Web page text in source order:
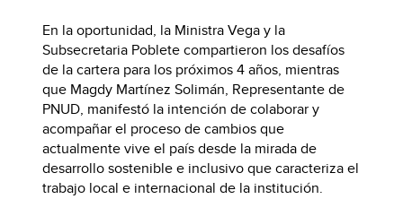
En la oportunidad, la Ministra Vega y la
Subsecretaria Poblete compartieron los desafíos
de la cartera para los próximos 4 años, mientras
que Magdy Martínez Solimán, Representante de
PNUD, manifestó la intención de colaborar y
acompañar el proceso de cambios que
actualmente vive el país desde la mirada de
desarrollo sostenible e inclusivo que caracteriza el
trabajo local e internacional de la institución.